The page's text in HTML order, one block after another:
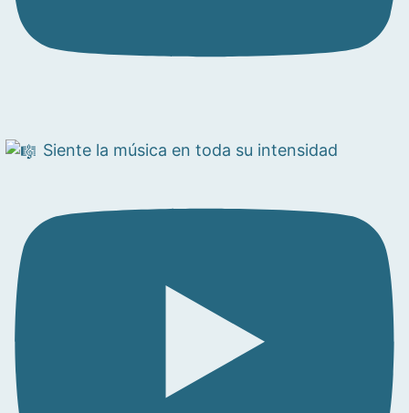
Siente la música en toda su intensidad